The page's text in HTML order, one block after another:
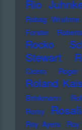
Rio
Robag Wruhme
Forster
Rocko
Stewart
Cicero
Roland
Brinkmann
Romy
Roy Ayers